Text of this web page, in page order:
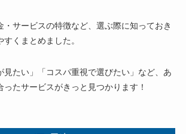
・サービスの特徴など、選ぶ際に知っておき
くまとめました。
見たい」「コスパ重視で選びたい」など、あ
ったサービスがきっと見つかります！